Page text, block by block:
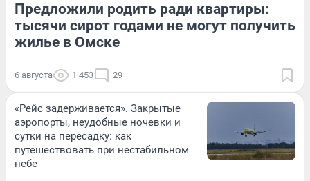
Предложили родить ради квартиры:
тысячи сирот годами не могут получить
жилье в Омске
6 августа 1 453 29
«Рейс задерживается». Закрытые
аэропорты, неудобные ночевки и
сутки на пересадку: как
путешествовать при нестабильном
небе